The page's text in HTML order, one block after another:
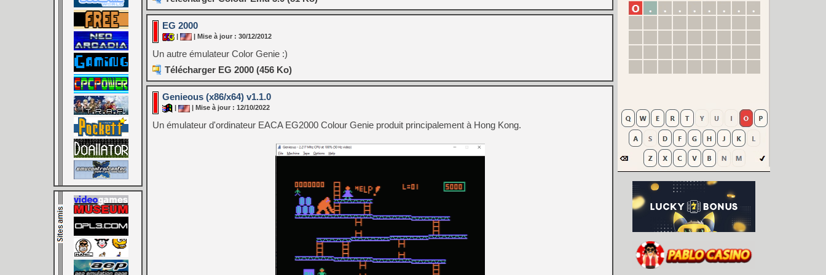
EG 2000
| | Mise à jour : 30/12/2012
Un autre émulateur Color Genie :)
Télécharger EG 2000 (456 Ko)
Genieous (x86/x64) v1.1.0
| Mise à jour : 12/10/2022
Un émulateur d'ordinateur EACA EG2000 Colour Genie produit principalement à Hong Kong.